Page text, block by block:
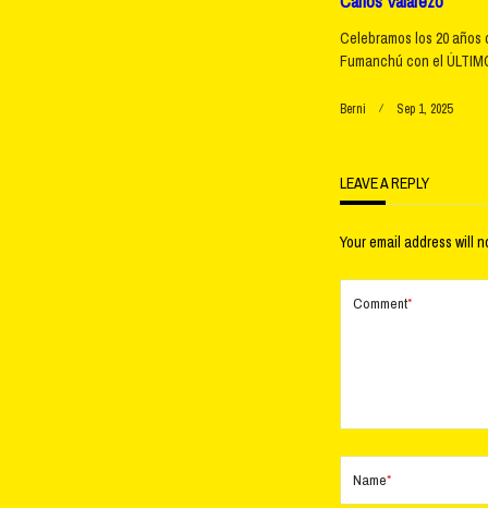
Celebramos los 20 años
Fumanchú con el
Berni Sep 1, 2025
LEAVE A REPLY
Your email address will
Comment*
Name*